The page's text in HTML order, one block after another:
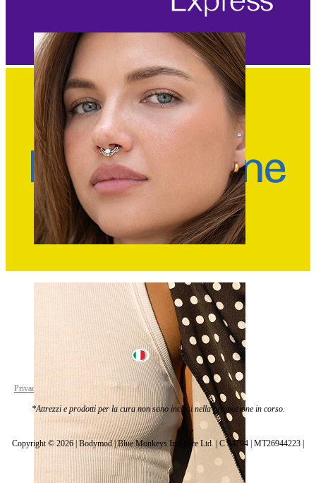
Italy
Privacy policy Cookie settings
*Attrezzi e prodotti per la cura non sono inclusi nella promozione in corso.
Copyright © 2026 | Bodymod | Blue Monkeys In Space Ltd. | C 94794 | MT26944223 |